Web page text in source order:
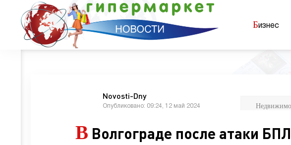
Б изнес
Novosti-Dny
Опубликовано: 09:24, 12 май 2024
В Волгограде после атаки